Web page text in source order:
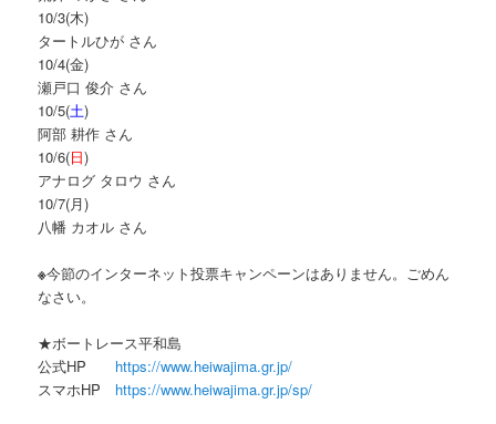
10/3(木)
タートルひが さん
10/4(金)
瀬戸口 俊介 さん
10/5(土)
阿部 耕作 さん
10/6(日)
アナログ タロウ さん
10/7(月)
八幡 カオル さん
※今節のインターネット投票キャンペーンはありません。ごめん
なさい。
★ボートレース平和島
公式HP https://www.heiwajima.gr.jp/
スマホHP https://www.heiwajima.gr.jp/sp/